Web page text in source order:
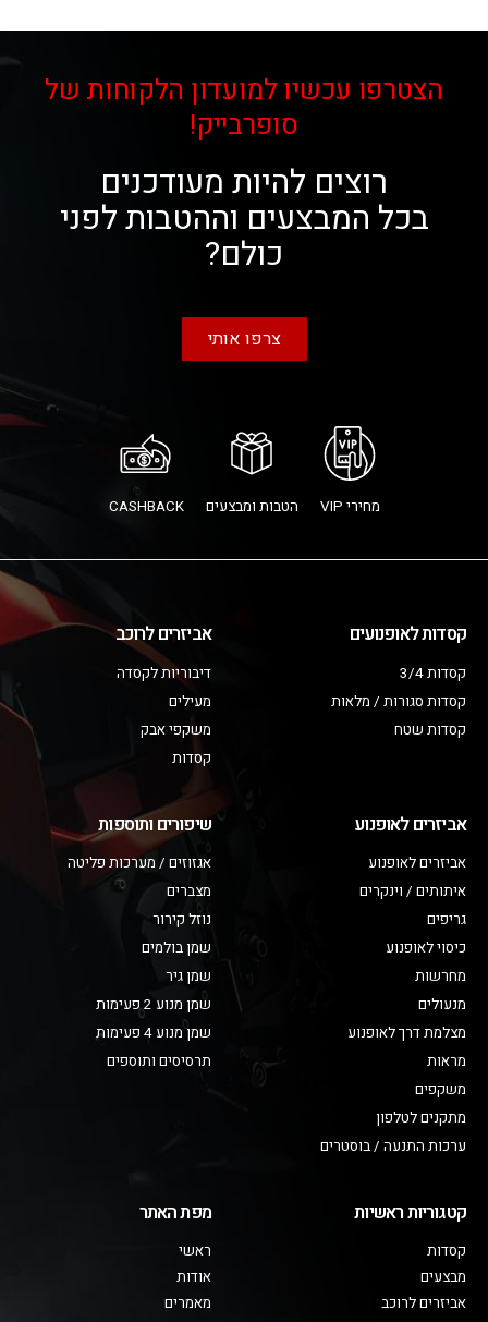
הצטרפו עכשיו למועדון הלקוחות של
סופרבייק!
רוצים להיות מעודכנים
בכל המבצעים וההטבות לפני
כולם?
צרפו אותי
מחירי VIP הטבות ומבצעים CASHBACK
קסדות לאופנועים
קסדות 3/4
קסדות סגורות / מלאות
קסדות שטח
אביזרים לרוכב
דיבוריות לקסדה
מעילים
משקפי אבק
קסדות
אביזרים לאופנוע
אביזרים לאופנוע
איתותים / וינקרים
גריפים
כיסוי לאופנוע
מחרשות
מנעולים
מצלמת דרך לאופנוע
מראות
משקפים
מתקנים לטלפון
ערכות התנעה / בוסטרים
שיפורים ותוספות
אגזוזים / מערכות פליטה
מצברים
נוזל קירור
שמן בולמים
שמן גיר
שמן מנוע 2 פעימות
שמן מנוע 4 פעימות
תרסיסים ותוספים
קטגוריות ראשיות
קסדות
מבצעים
אביזרים לרוכב
מפת האתר
ראשי
אודות
מאמרים